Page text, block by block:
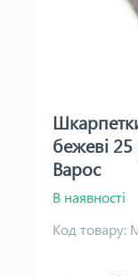
бежеві
Варос
В наявності
Код товару: